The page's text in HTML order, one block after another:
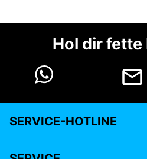
Hol dir fette
SERVICE-HOTLINE